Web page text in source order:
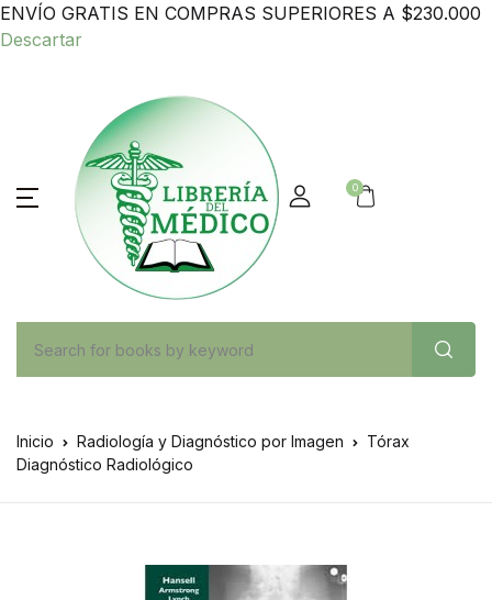
ENVÍO GRATIS EN COMPRAS SUPERIORES A $230.000
Descartar
0
Inicio Radiología y Diagnóstico por Imagen
Tórax
Diagnóstico Radiológico